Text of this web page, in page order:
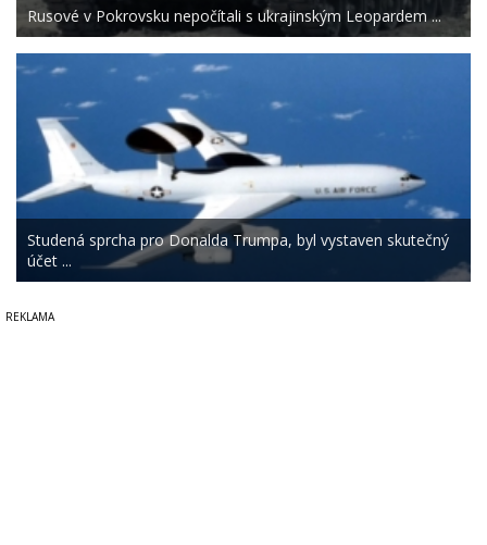
Rusové v Pokrovsku nepočítali s ukrajinským Leopardem ...
Studená sprcha pro Donalda Trumpa, byl vystaven skutečný
účet ...